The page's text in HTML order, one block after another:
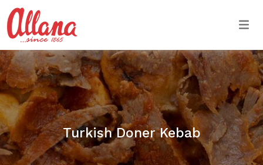
Turkish Doner Kebab